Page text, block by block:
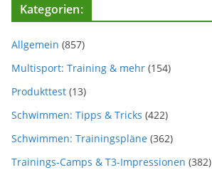
Kategorien:
Allgemein (857)
Multisport: Training & mehr (154)
Produkttest (13)
Schwimmen: Tipps & Tricks (422)
Schwimmen: Trainingspläne (362)
Trainings-Camps & T3-Impressionen (382)